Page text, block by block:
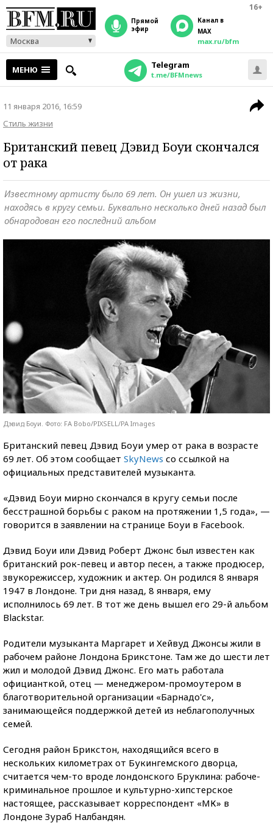
16+
Москва
прямой
эфир
Канал в
MAX
max.ru/bfm
МЕНЮ Telegram
t.me/BFMnews
11 января 2016, 16:59
Стиль жизни
Британский певец Дэвид Боуи скончался
от рака
Известному артисту было 69 лет. Он ушел из жизни,
находясь в кругу семьи. Буквально несколько дней назад был
обнародован его последний альбом
Дэвид Боуи. Фото: FA Bobo/PIXSELL/PA Images
Британский певец Дэвид Боуи умер от рака в возрасте
69 лет. Об этом сообщает SkyNews со ссылкой на
официальных представителей музыканта.
«Дэвид Боуи мирно скончался в кругу семьи после
бесстрашной борьбы с раком на протяжении 1,5 года», —
говорится в заявлении на странице Боуи в Facebook.
Дэвид Боуи или Дэвид Роберт Джонс был известен как
британский рок-певец и автор песен, а также продюсер,
звукорежиссер, художник и актер. Он родился 8 января
1947 в Лондоне. Три дня назад, 8 января, ему
исполнилось 69 лет. В тот же день вышел его 29-й альбом
Blackstar.
Родители музыканта Маргарет и Хейвуд Джонсы жили в
рабочем районе Лондона Брикстоне. Там же до шести лет
жил и молодой Дэвид Джонс. Его мать работала
официанткой, отец — менеджером-промоутером в
благотворительной организации «Барнадо'с»,
занимающейся поддержкой детей из неблагополучных
семей.
Сегодня район Брикстон, находящийся всего в
нескольких километрах от Букингемского дворца,
считается чем-то вроде лондонского Бруклина: рабоче-
криминальное прошлое и культурно-хипстерское
настоящее, рассказывает корреспондент «МК» в
Лондоне Зураб Налбандян.